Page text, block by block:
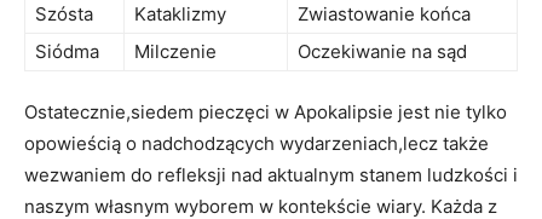
Szósta
Kataklizmy
Zwiastowanie końca
Siódma
Milczenie Oczekiwanie na sąd
Ostatecznie,siedem ​pieczęci ⁣w ⁤Apokalipsie⁤ jest‍ nie tylko
opowieścią o⁤ nadchodzących wydarzeniach,lecz także
wezwaniem‍ do ⁢refleksji nad aktualnym stanem ludzkości i​
naszym własnym wyborem w kontekście ⁢wiary. Każda z